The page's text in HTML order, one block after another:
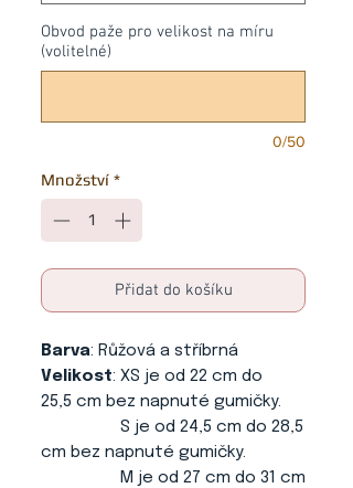
Obvod paže pro velikost na míru
(volitelné)
0/50
Množství *
Přidat do košíku
Barva: Růžová a stříbrná
Velikost: XS je od 22 cm do
25,5 cm bez napnuté gumičky.
S je od 24,5 cm do 28,5
cm bez napnuté gumičky.
M je od 27 cm do 31 cm